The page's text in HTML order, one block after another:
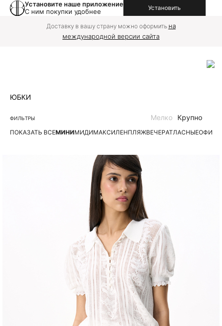
Установите наше приложение
С ним покупки удобнее
Установить
Доставку в вашу страну можно оформить на
международной версии сайта
ЮБКИ
ФИЛЬТРЫ
ПОКАЗАТЬ ВСЕМИНИМИДИМАКСИЛЕНПЛЯЖВЕЧЕРАТЛАСНЫЕОФИС
Мелко Крупно